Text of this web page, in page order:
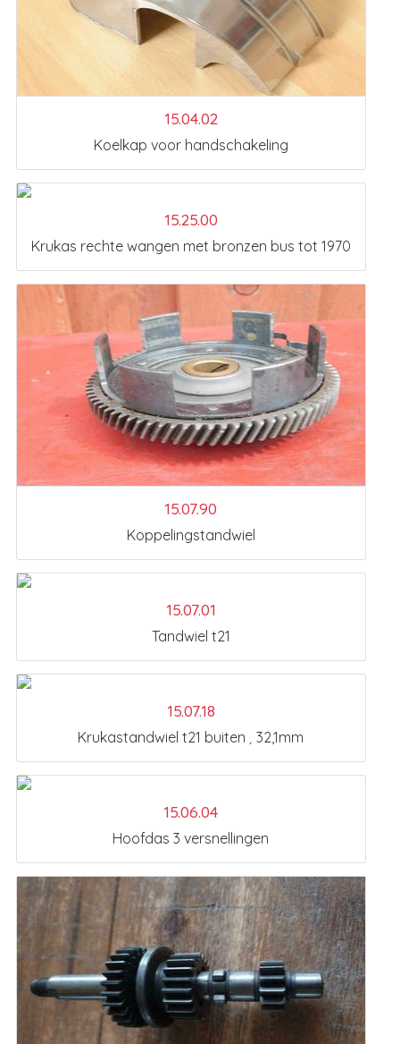
15.04.02
Koelkap voor handschakeling
15.25.00
Krukas rechte wangen met bronzen bus tot 1970
15.07.90
Koppelingstandwiel
15.07.01
Tandwiel t21
15.07.18
Krukastandwiel t21 buiten ¸ 32,1mm
15.06.04
Hoofdas 3 versnellingen